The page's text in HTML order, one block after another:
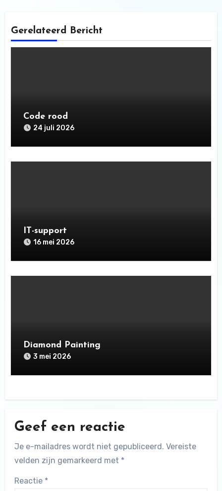
Gerelateerd Bericht
Code rood
24 juli 2026
IT-support
16 mei 2026
Diamond Painting
3 mei 2026
Geef een reactie
Je e-mailadres wordt niet gepubliceerd. Vereiste
velden zijn gemarkeerd met *
Reactie *